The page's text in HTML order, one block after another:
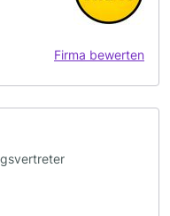
Firma bewerten